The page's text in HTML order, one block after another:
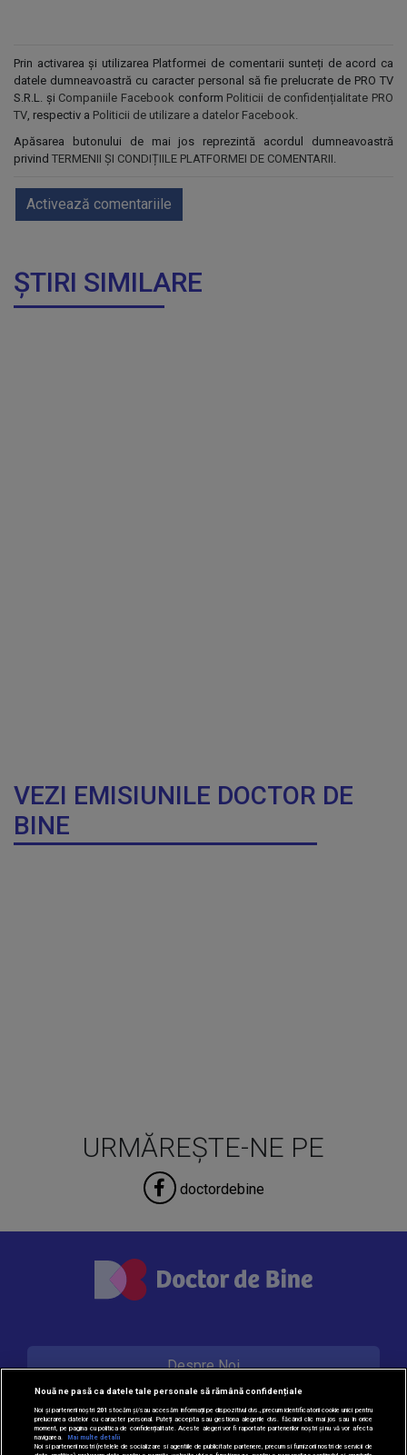
Prin activarea și utilizarea Platformei de comentarii sunteți de acord ca
datele dumneavoastră cu caracter personal să fie prelucrate de PRO TV
S.R.L. și Companiile Facebook conform Politicii de confidențialitate PRO
TV, respectiv a Politicii de utilizare a datelor Facebook.
Apăsarea butonului de mai jos reprezintă acordul dumneavoastră
privind TERMENII ȘI CONDIȚIILE PLATFORMEI DE COMENTARII.
Activează comentariile
ȘTIRI SIMILARE
VEZI EMISIUNILE DOCTOR DE
BINE
URMĂREȘTE-NE PE
doctordebine
Despre Noi
Contact
Nouă ne pasă ca datele tale personale să rămână confidențiale
Noi și partenerii noștri 201 stocăm și/sau accesăm informații pe dispozitivul dvs., precum identificatorii cookie unici pentru
prelucrarea datelor cu caracter personal. Puteți accepta sau gestiona alegerile dvs. făcând clic mai jos sau în orice
moment, pe pagina cu politica de confidențialitate. Aceste alegeri vor fi raportate partenerilor noștri și nu vă vor afecta
navigarea.
Mai multe detalii
Noi si partenerii nostri (retelele de socializare si agentiile de publicitate partenere, precum si furnizorii nostri de servicii de